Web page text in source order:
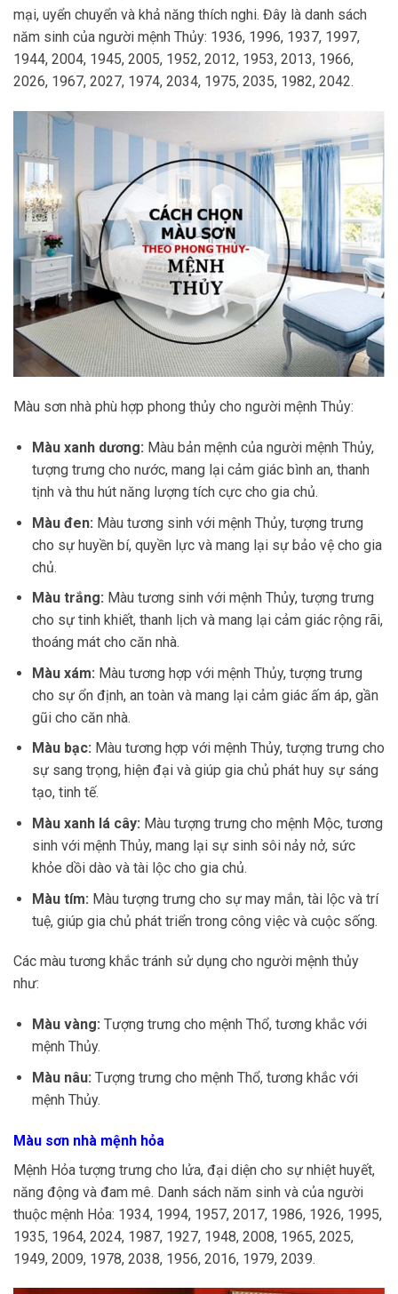
mại, uyển chuyển và khả năng thích nghi. Đây là danh sách
năm sinh của người mệnh Thủy: 1936, 1996, 1937, 1997,
1944, 2004, 1945, 2005, 1952, 2012, 1953, 2013, 1966,
2026, 1967, 2027, 1974, 2034, 1975, 2035, 1982, 2042.
Màu sơn nhà phù hợp phong thủy cho người mệnh Thủy:
Màu xanh dương: Màu bản mệnh của người mệnh Thủy,
tượng trưng cho nước, mang lại cảm giác bình an, thanh
tịnh và thu hút năng lượng tích cực cho gia chủ.
Màu đen: Màu tương sinh với mệnh Thủy, tượng trưng
cho sự huyền bí, quyền lực và mang lại sự bảo vệ cho gia
chủ.
Màu trắng: Màu tương sinh với mệnh Thủy, tượng trưng
cho sự tinh khiết, thanh lịch và mang lại cảm giác rộng rãi,
thoáng mát cho căn nhà.
Màu xám: Màu tương hợp với mệnh Thủy, tượng trưng
cho sự ổn định, an toàn và mang lại cảm giác ấm áp, gần
gũi cho căn nhà.
Màu bạc: Màu tương hợp với mệnh Thủy, tượng trưng cho
sự sang trọng, hiện đại và giúp gia chủ phát huy sự sáng
tạo, tinh tế.
Màu xanh lá cây: Màu tượng trưng cho mệnh Mộc, tương
sinh với mệnh Thủy, mang lại sự sinh sôi nảy nở, sức
khỏe dồi dào và tài lộc cho gia chủ.
Màu tím: Màu tượng trưng cho sự may mắn, tài lộc và trí
tuệ, giúp gia chủ phát triển trong công việc và cuộc sống.
Các màu tương khắc tránh sử dụng cho người mệnh thủy
như:
Màu vàng: Tượng trưng cho mệnh Thổ, tương khắc với
mệnh Thủy.
Màu nâu: Tượng trưng cho mệnh Thổ, tương khắc với
mệnh Thủy.
Màu sơn nhà mệnh hỏa
Mệnh Hỏa tượng trưng cho lửa, đại diện cho sự nhiệt huyết,
năng động và đam mê. Danh sách năm sinh và của người
thuộc mệnh Hỏa: 1934, 1994, 1957, 2017, 1986, 1926, 1995,
1935, 1964, 2024, 1987, 1927, 1948, 2008, 1965, 2025,
1949, 2009, 1978, 2038, 1956, 2016, 1979, 2039.